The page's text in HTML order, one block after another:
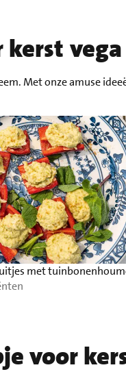
kerst vega
Met onze amuse
met
voor